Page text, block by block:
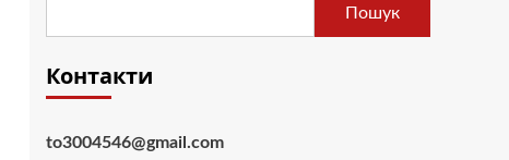
Пошук
Контакти
to3004546@gmail.com